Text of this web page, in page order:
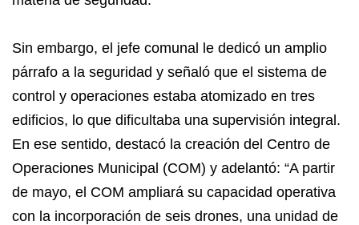
Sin embargo, el jefe comunal le dedicó un amplio
párrafo a la seguridad y señaló que el sistema de
control y operaciones estaba atomizado en tres
edificios, lo que dificultaba una supervisión integral.
En ese sentido, destacó la creación del Centro de
Operaciones Municipal (COM) y adelantó: “A partir
de mayo, el COM ampliará su capacidad operativa
con la incorporación de seis drones, una unidad de